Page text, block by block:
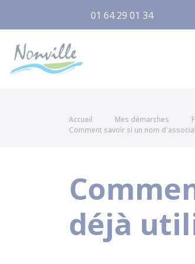
01 64 29 01 34
Accueil Mes démarches
Comment savoir si un nom
déjà